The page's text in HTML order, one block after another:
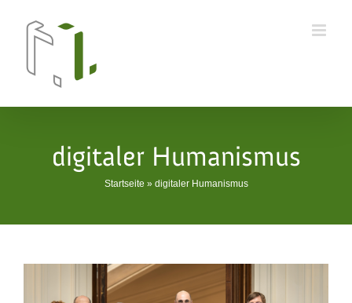
digitaler Humanismus
Startseite » digitaler Humanismus